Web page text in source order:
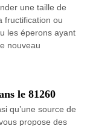
une taille de
fructification ou
les éperons ayant
nouveau
le 81260
qu’une source de
propose des